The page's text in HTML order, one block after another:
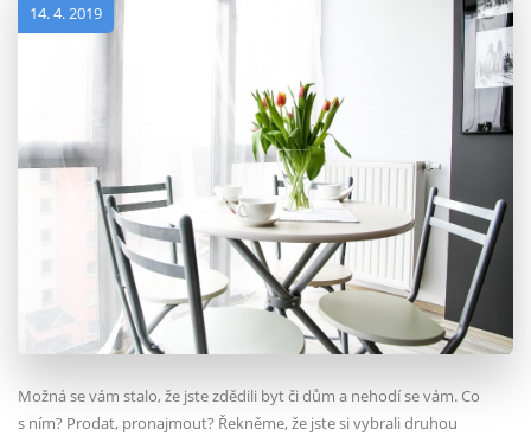
14. 4. 2019
Možná se vám stalo, že jste zdědili byt či dům a nehodí se vám. Co
s ním? Prodat, pronajmout? Řekněme, že jste si vybrali druhou